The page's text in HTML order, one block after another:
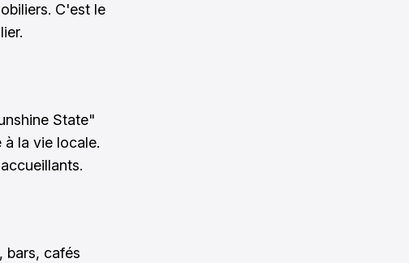
C'est le
State"
la vie locale.
bars, cafés